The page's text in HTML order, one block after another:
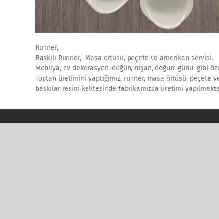
Runner,
Baskılı Runner, Masa örtüsü, peçete ve amerikan servisi.
Mobilya, ev dekorasyon, düğün, nişan, doğum günü gibi
Toptan üretimini yaptığımız, runner, masa örtüsü,
baskılar resim kalitesinde fabrikamızda üretimi